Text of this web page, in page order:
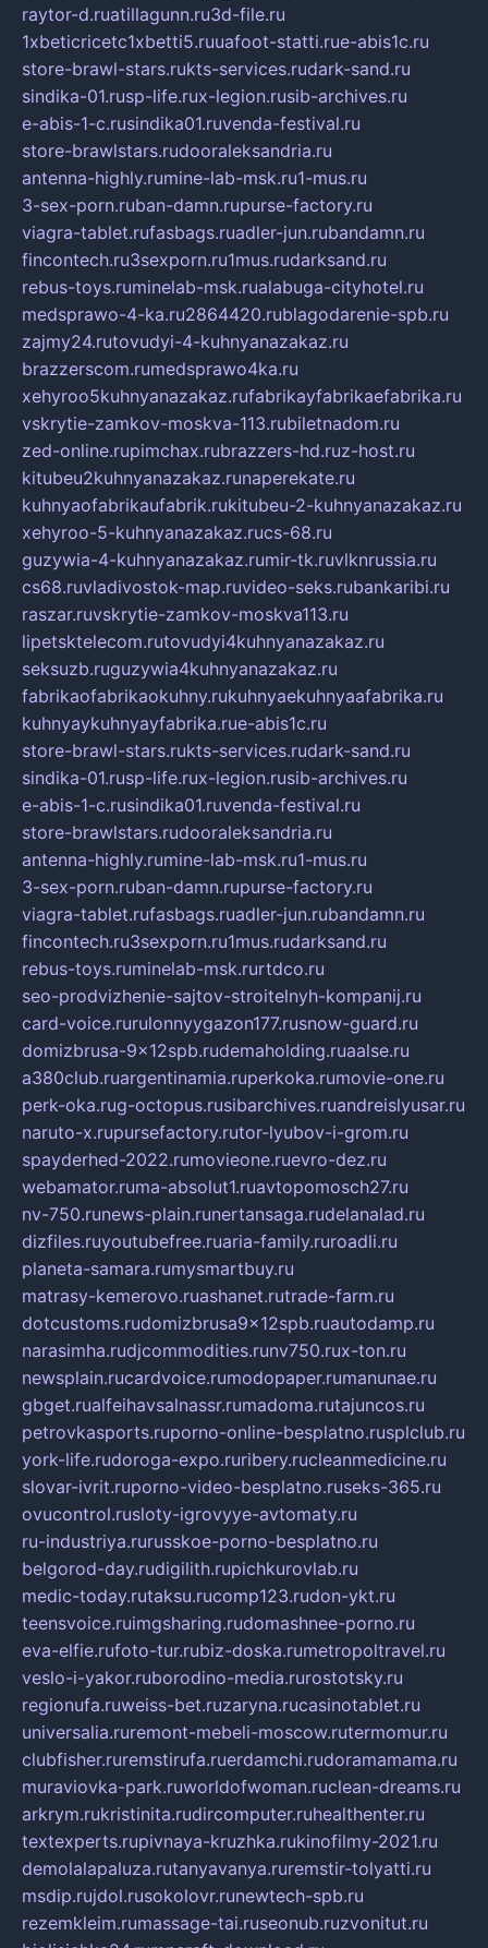
raytor-d.ruatillagunn.ru3d-file.ru
1xbeticricetc1xbetti5.ruuafoot-statti.rue-abis1c.ru
store-brawl-stars.rukts-services.rudark-sand.ru
sindika-01.rusp-life.rux-legion.rusib-archives.ru
e-abis-1-c.rusindika01.ruvenda-festival.ru
store-brawlstars.rudooraleksandria.ru
antenna-highly.rumine-lab-msk.ru1-mus.ru
3-sex-porn.ruban-damn.rupurse-factory.ru
viagra-tablet.rufasbags.ruadler-jun.rubandamn.ru
fincontech.ru3sexporn.ru1mus.rudarksand.ru
rebus-toys.ruminelab-msk.rualabuga-cityhotel.ru
medsprawo-4-ka.ru2864420.rublagodarenie-spb.ru
zajmy24.rutovudyi-4-kuhnyanazakaz.ru
brazzerscom.rumedsprawo4ka.ru
xehyroo5kuhnyanazakaz.rufabrikayfabrikaefabrika.ru
vskrytie-zamkov-moskva-113.rubiletnadom.ru
zed-online.rupimchax.rubrazzers-hd.ruz-host.ru
kitubeu2kuhnyanazakaz.runaperekate.ru
kuhnyaofabrikaufabrik.rukitubeu-2-kuhnyanazakaz.ru
xehyroo-5-kuhnyanazakaz.rucs-68.ru
guzywia-4-kuhnyanazakaz.rumir-tk.ruvlknrussia.ru
cs68.ruvladivostok-map.ruvideo-seks.rubankaribi.ru
raszar.ruvskrytie-zamkov-moskva113.ru
lipetsktelecom.rutovudyi4kuhnyanazakaz.ru
seksuzb.ruguzywia4kuhnyanazakaz.ru
fabrikaofabrikaokuhny.rukuhnyaekuhnyaafabrika.ru
kuhnyaykuhnyayfabrika.rue-abis1c.ru
store-brawl-stars.rukts-services.rudark-sand.ru
sindika-01.rusp-life.rux-legion.rusib-archives.ru
e-abis-1-c.rusindika01.ruvenda-festival.ru
store-brawlstars.rudooraleksandria.ru
antenna-highly.rumine-lab-msk.ru1-mus.ru
3-sex-porn.ruban-damn.rupurse-factory.ru
viagra-tablet.rufasbags.ruadler-jun.rubandamn.ru
fincontech.ru3sexporn.ru1mus.rudarksand.ru
rebus-toys.ruminelab-msk.rurtdco.ru
seo-prodvizhenie-sajtov-stroitelnyh-kompanij.ru
card-voice.rurulonnyygazon177.rusnow-guard.ru
domizbrusa-9x12spb.rudemaholding.ruaalse.ru
a380club.ruargentinamia.ruperkoka.rumovie-one.ru
perk-oka.rug-octopus.rusibarchives.ruandreislyusar.ru
naruto-x.rupursefactory.rutor-lyubov-i-grom.ru
spayderhed-2022.rumovieone.ruevro-dez.ru
webamator.ruma-absolut1.ruavtopomosch27.ru
nv-750.runews-plain.runertansaga.rudelanalad.ru
dizfiles.ruyoutubefree.ruaria-family.ruroadli.ru
planeta-samara.rumysmartbuy.ru
matrasy-kemerovo.ruashanet.rutrade-farm.ru
dotcustoms.rudomizbrusa9x12spb.ruautodamp.ru
narasimha.rudjcommodities.runv750.rux-ton.ru
newsplain.rucardvoice.rumodopaper.rumanunae.ru
gbget.rualfeihavsalnassr.rumadoma.rutajuncos.ru
petrovkasports.ruporno-online-besplatno.rusplclub.ru
york-life.rudoroga-expo.ruribery.rucleanmedicine.ru
slovar-ivrit.ruporno-video-besplatno.ruseks-365.ru
ovucontrol.rusloty-igrovyye-avtomaty.ru
ru-industriya.rurusskoe-porno-besplatno.ru
belgorod-day.rudigilith.rupichkurovlab.ru
medic-today.rutaksu.rucomp123.rudon-ykt.ru
teensvoice.ruimgsharing.rudomashnee-porno.ru
eva-elfie.rufoto-tur.rubiz-doska.rumetropoltravel.ru
veslo-i-yakor.ruborodino-media.rurostotsky.ru
regionufa.ruweiss-bet.ruzaryna.rucasinotablet.ru
universalia.ruremont-mebeli-moscow.rutermomur.ru
clubfisher.ruremstirufa.ruerdamchi.rudoramamama.ru
muraviovka-park.ruworldofwoman.ruclean-dreams.ru
arkrym.rukristinita.rudircomputer.ruhealthenter.ru
textexperts.rupivnaya-kruzhka.rukinofilmy-2021.ru
demolalapaluza.rutanyavanya.ruremstir-tolyatti.ru
msdip.rujdol.rusokolovr.runewtech-spb.ru
rezemkleim.rumassage-tai.ruseonub.ruzvonitut.ru